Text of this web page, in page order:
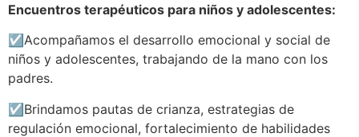
Encuentros terapéuticos para niños y adolescentes:
☑️ Acompañamos el desarrollo emocional y social de
niños y adolescentes, trabajando de la mano con los
padres.
☑️Brindamos pautas de crianza, estrategias de
regulación emocional, fortalecimiento de habilidades